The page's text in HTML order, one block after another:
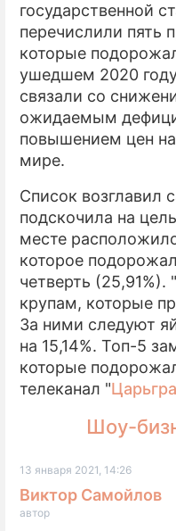
государственной
перечислили пять
которые
ушедшем 2020
связали со
ожидаемым
повышением цен
мире.
Список возглавил
подскочила на
месте
которое
четверть (25,91%).
крупам, которые
За ними следуют
на 15,14%. Топ-5
которые
телеканал "
Шоу-
13 января 2021, 14:26
Виктор Самойлов
автор